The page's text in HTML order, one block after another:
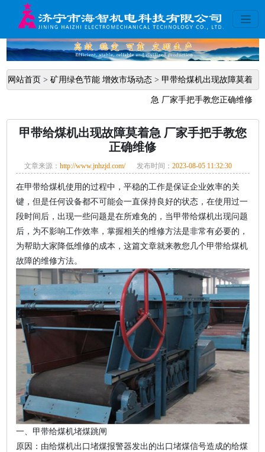
网站首页> 矿用绿色节能 增效市场动态> 甲带给煤机出现故障莫着
急 厂家手把手教您正确维修
甲带给煤机出现故障莫着急 厂家手把手教您
正确维修
文章来源： http://www.jnhzjd.com/ 发布时间： 2023-08-05 11:32:30
在甲带给煤机使用的过程中，平稳的工作是保证企业效率的关
键，但是任何设备都不可能会一直保持良好的状态，在使用过一
段时间后，出现一些问题是在所难免的，当甲带给煤机出现问题
后，为不影响工作效率，掌握相关的维修方法是非常有必要的，
为帮助大家降低维修的成本，这篇文章就来教您几个甲带给煤机
故障的维修方法。
一、甲带给煤机堵煤跳闸
原因：由给煤机出口堵煤报警器发出的出口堵煤信号造成的给煤